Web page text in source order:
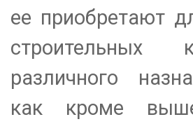
ее приобретают
строительных
различного
как кроме